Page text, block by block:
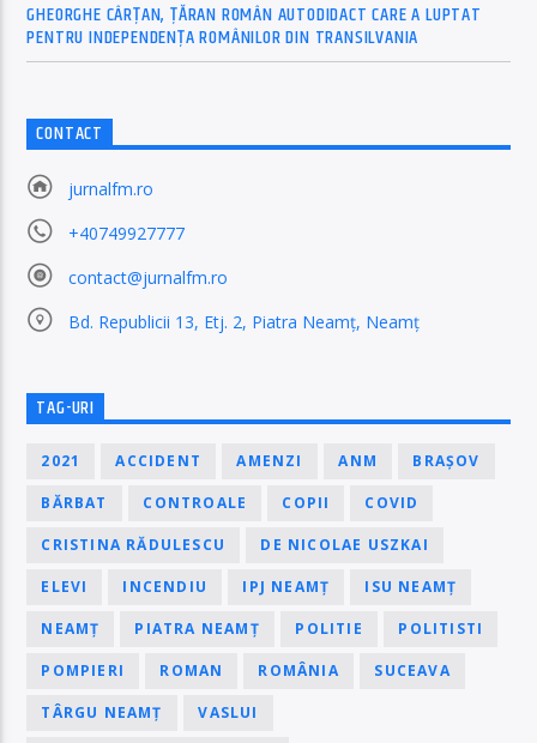
GHEORGHE CÂRȚAN, ŢĂRAN ROMÂN AUTODIDACT CARE A LUPTAT
PENTRU INDEPENDENȚA ROMÂNILOR DIN TRANSILVANIA
CONTACT
jurnalfm.ro
+40749927777
contact@jurnalfm.ro
Bd. Republicii 13, Etj. 2, Piatra Neamț, Neamț
TAG-URI
2021 ACCIDENT AMENZI ANM BRAȘOV
BĂRBAT CONTROALE COPII COVID
CRISTINA RĂDULESCU DE NICOLAE USZKAI
ELEVI INCENDIU IPJ NEAMȚ ISU NEAMȚ
NEAMȚ PIATRA NEAMȚ POLITIE POLITISTI
POMPIERI ROMAN ROMÂNIA SUCEAVA
TÂRGU NEAMȚ VASLUI